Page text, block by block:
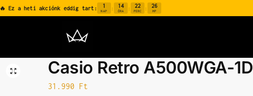
🔥 Ez a heti akciónk eddig tart: 1
NAP : 14
ÓRA : 22
PERC : 25
MP
Casio Retro A500WGA-1D
31.990 Ft